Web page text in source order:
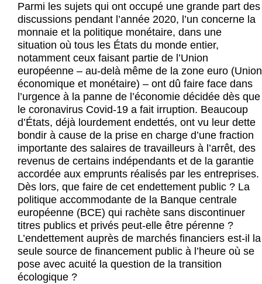
Boutique
Parmi les sujets qui ont occupé une grande part des
discussions pendant l’année 2020, l’un concerne la
monnaie et la politique monétaire, dans une
situation où tous les États du monde entier,
notamment ceux faisant partie de l’Union
européenne – au-delà même de la zone euro (Union
économique et monétaire) – ont dû faire face dans
l’urgence à la panne de l’économie décidée dès que
le coronavirus Covid-19 a fait irruption. Beaucoup
d’États, déjà lourdement endettés, ont vu leur dette
bondir à cause de la prise en charge d’une fraction
importante des salaires de travailleurs à l’arrêt, des
revenus de certains indépendants et de la garantie
accordée aux emprunts réalisés par les entreprises.
Dès lors, que faire de cet endettement public ? La
politique accommodante de la Banque centrale
européenne (BCE) qui rachète sans discontinuer
titres publics et privés peut-elle être pérenne ?
L’endettement auprès de marchés financiers est-il la
seule source de financement public à l’heure où se
pose avec acuité la question de la transition
écologique ?